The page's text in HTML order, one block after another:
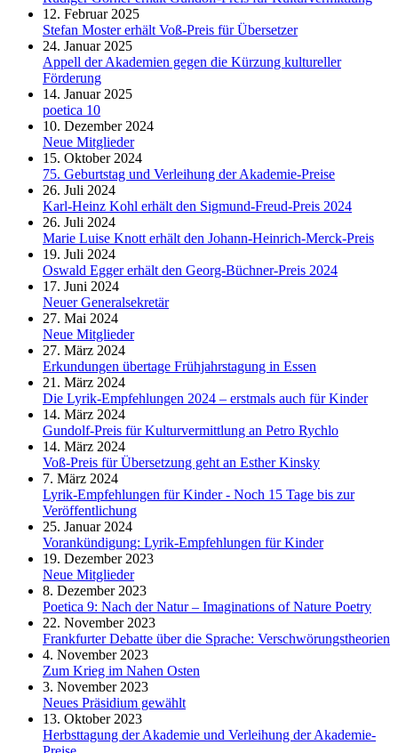
12. Februar 2025
Stefan Moster erhält Voß-Preis für Übersetzer
24. Januar 2025
Appell der Akademien gegen die Kürzung kultureller
Förderung
14. Januar 2025
poetica 10
10. Dezember 2024
Neue Mitglieder
15. Oktober 2024
75. Geburtstag und Verleihung der Akademie-Preise
26. Juli 2024
Karl-Heinz Kohl erhält den Sigmund-Freud-Preis 2024
26. Juli 2024
Marie Luise Knott erhält den Johann-Heinrich-Merck-Preis
19. Juli 2024
Oswald Egger erhält den Georg-Büchner-Preis 2024
17. Juni 2024
Neuer Generalsekretär
27. Mai 2024
Neue Mitglieder
27. März 2024
Erkundungen übertage Frühjahrstagung in Essen
21. März 2024
Die Lyrik-Empfehlungen 2024 – erstmals auch für Kinder
14. März 2024
Gundolf-Preis für Kulturvermittlung an Petro Rychlo
14. März 2024
Voß-Preis für Übersetzung geht an Esther Kinsky
7. März 2024
Lyrik-Empfehlungen für Kinder - Noch 15 Tage bis zur
Veröffentlichung
25. Januar 2024
Vorankündigung: Lyrik-Empfehlungen für Kinder
19. Dezember 2023
Neue Mitglieder
8. Dezember 2023
Poetica 9: Nach der Natur – Imaginations of Nature Poetry
22. November 2023
Frankfurter Debatte über die Sprache: Verschwörungstheorien
4. November 2023
Zum Krieg im Nahen Osten
3. November 2023
Neues Präsidium gewählt
13. Oktober 2023
Herbsttagung der Akademie und Verleihung der Akademie-